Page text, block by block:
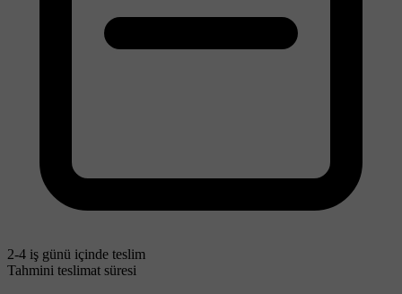
2-4 iş günü içinde teslim
Tahmini teslimat süresi